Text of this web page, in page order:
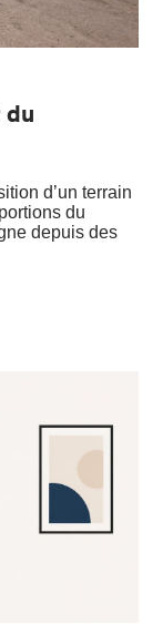
du
d’un terrain
du
depuis des